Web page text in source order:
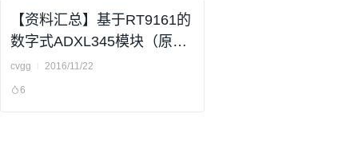
【资料汇总】基于RT9161的
数字式ADXL345模块（原理
图、BOM、测试程序、中文
说明）
cvgg 2016/11/22
6